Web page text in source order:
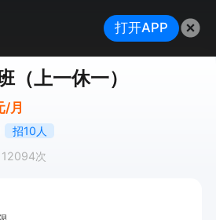
（上一休一）
/月
招10人
次
打开APP